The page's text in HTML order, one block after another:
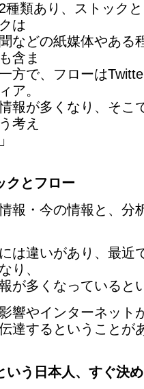
類あり、ストック
は
どの紙媒体やある
含ま
で、フローは
ア。
が多くなり、そこ
考え
クとフロー
報・今の情報と、分
は違いがあり、最近
り、
が多くなっていると
響やインターネット
達するということが
いう日本人、すぐ決